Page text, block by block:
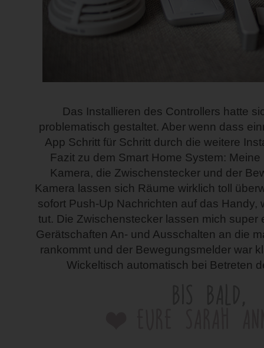
Das Installieren des Controllers hatte
problematisch gestaltet. Aber wenn dass
App Schritt für Schritt durch die weitere
Fazit zu dem Smart Home System:
Kamera, die Zwischenstecker und der
Kamera lassen sich Räume wirklich toll
sofort Push-Up Nachrichten auf das Handy,
tut. Die Zwischenstecker lassen mich super
Gerätschaften An- und Ausschalten an die
rankommt und der Bewegungsmelder war
Wickeltisch automatisch bei Betreten